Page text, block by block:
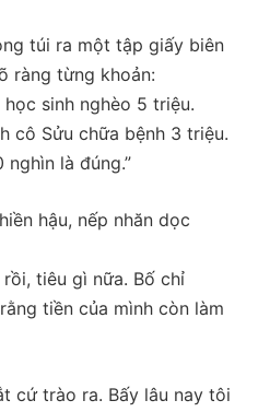
túi ra một tập giấy biên
ràng từng khoản:
sinh nghèo 5 triệu.
cô Sửu chữa bệnh 3 triệu.
là đúng.”
hậu, nếp nhăn dọc
tiêu gì nữa. Bố chỉ
tiền của mình còn làm
cứ trào ra. Bấy lâu nay tôi